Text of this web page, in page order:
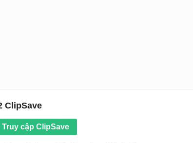
ClipSave
Truy cập ClipSave